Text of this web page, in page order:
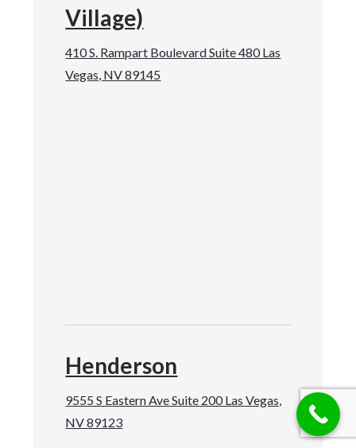
Village)
410 S. Rampart Boulevard Suite 480 Las
Vegas, NV 89145
Henderson
9555 S Eastern Ave Suite 200 Las Vegas,
NV 89123